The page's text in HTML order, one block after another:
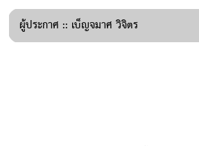
ผู้ประกาศ :: เบ็ญจมาศ วิจิตร